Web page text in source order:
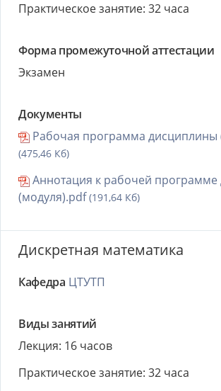
Практическое занятие: 32 часа
Форма промежуточной аттестации
Экзамен
Документы
Рабочая программа дисциплины
(475,46 Кб)
Аннотация к рабочей
(модуля).pdf(191,64 Кб)
Дискретная математика
Кафедра ЦТУТП
Виды занятий
Лекция: 16 часов
Практическое занятие: 32 часа